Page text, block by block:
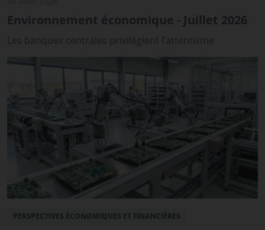
Environnement économique - Juillet 2026
Les banques centrales privilégient l’attentisme
PERSPECTIVES ÉCONOMIQUES ET FINANCIÈRES